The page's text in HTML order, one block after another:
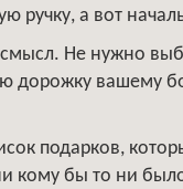
ручку, а вот
смысл. Не нужно
дорожку вашему
подарков,
кому бы то ни